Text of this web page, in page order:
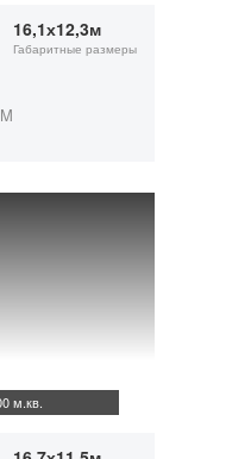
16,1х12,3м
Габаритные размеры
м.кв.